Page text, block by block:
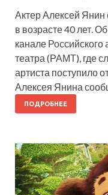
Актер Алексей Янин
в возрасте 40 лет.
канале
театра (РАМТ), где
артиста поступило
Алексея Янина
ПОДРОБНЕЕ